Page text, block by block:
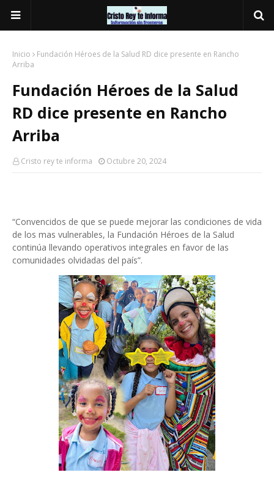
Inicio
Fundación Héroes de la Salud RD dice presente en Rancho
Arriba
Fundación Héroes de la Salud
RD dice presente en Rancho
Arriba
Cristo rey te informa Octubre 20, 2024
“Convencidos de que se puede mejorar las condiciones de vida
de los mas vulnerables, la Fundación Héroes de la Salud
continúa llevando operativos integrales en favor de las
comunidades olvidadas del país”.